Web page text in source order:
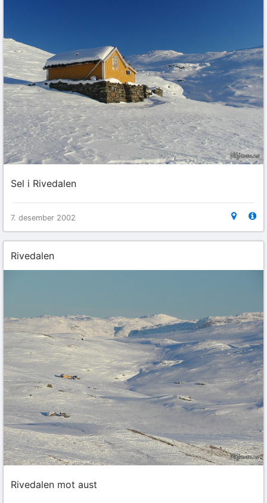
Sel i Rivedalen
7. desember 2002
Rivedalen
Rivedalen mot aust